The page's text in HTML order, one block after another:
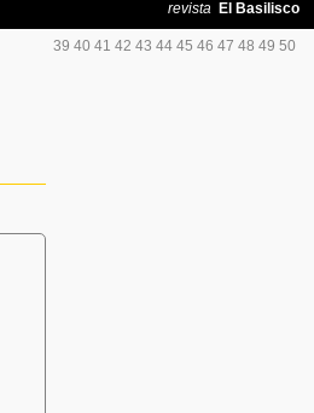
39 40 41 42 43 44 45 46 47 48 49 50